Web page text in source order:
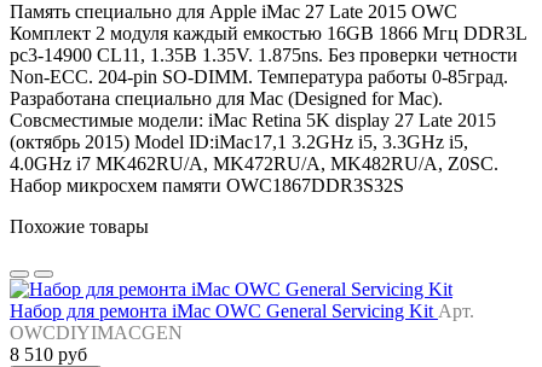
Память специально для Apple iMac 27 Late 2015 OWC
Комплект 2 модуля каждый емкостью 16GB 1866 Мгц DDR3L
pc3-14900 CL11, 1.35В 1.35V. 1.875ns. Без проверки четности
Non-ECC. 204-pin SO-DIMM. Температура работы 0-85град.
Разработана специально для Mac (Designed for Mac).
Совсместимые модели: iMac Retina 5K display 27 Late 2015
(октябрь 2015) Model ID:iMac17,1 3.2GHz i5, 3.3GHz i5,
4.0GHz i7 MK462RU/A, MK472RU/A, MK482RU/A, Z0SC.
Набор микросхем памяти OWC1867DDR3S32S
Похожие товары
Набор для ремонта iMac OWC General Servicing KitАрт.
OWCDIYIMACGEN
8 510 руб